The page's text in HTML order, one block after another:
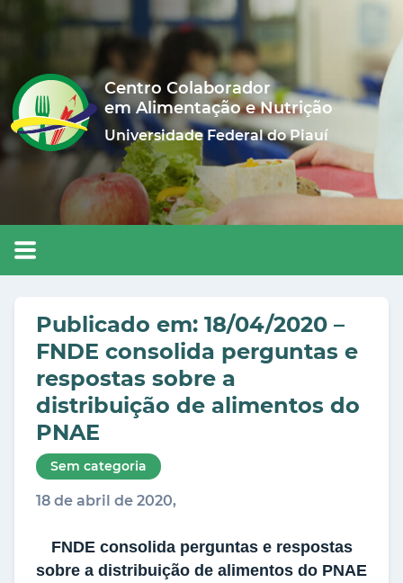
Centro Colaborador
em Alimentação e Nutrição
Universidade Federal do Piauí
Publicado em: 18/04/2020 –
FNDE consolida perguntas e
respostas sobre a
distribuição de alimentos do
PNAE
Sem categoria
18 de abril de 2020,
FNDE consolida perguntas e respostas
sobre a distribuição de alimentos do PNAE